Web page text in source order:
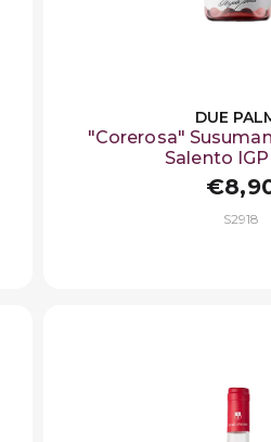
DUE
"Corerosa"
Salento
S2918